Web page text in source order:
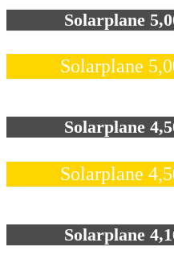
Solarplane
Solarplane
Solarplane
Solarplane
Solarplane